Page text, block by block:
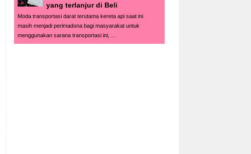
yang terlanjur di Beli
Moda transportasi darat terutama kereta api saat ini
masih menjadi perimadona bagi masyarakat untuk
menggunakan sarana transportasi ini, ...